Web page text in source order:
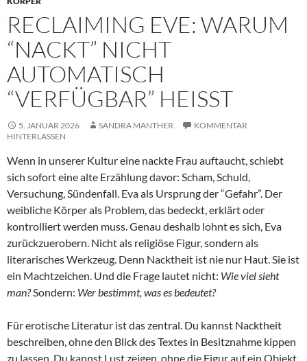
RECLAIMING EVE: WARUM
“NACKT” NICHT
AUTOMATISCH
“VERFÜGBAR” HEISST
5. JANUAR 2026 SANDRA MANTHER
KOMMENTAR
HINTERLASSEN
Wenn in unserer Kultur eine nackte Frau auftaucht, schiebt
sich sofort eine alte Erzählung davor: Scham, Schuld,
Versuchung, Sündenfall. Eva als Ursprung der “Gefahr”. Der
weibliche Körper als Problem, das bedeckt, erklärt oder
kontrolliert werden muss. Genau deshalb lohnt es sich, Eva
zurückzuerobern. Nicht als religiöse Figur, sondern als
literarisches Werkzeug. Denn Nacktheit ist nie nur Haut. Sie ist
ein Machtzeichen. Und die Frage lautet nicht: Wie viel sieht
man?Sondern: Wer bestimmt, was es bedeutet?
Für erotische Literatur ist das zentral. Du kannst Nacktheit
beschreiben, ohne den Blick des Textes in Besitznahme kippen
zu lassen. Du kannst Lust zeigen, ohne die Figur auf ein Objekt